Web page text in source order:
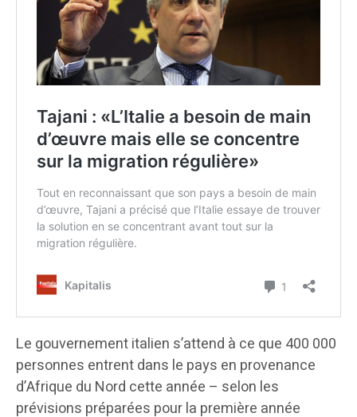
Le gouvernement italien s’attend à ce que 400 000
personnes entrent dans le pays en provenance
d’Afrique du Nord cette année – selon les
prévisions préparées pour la première année